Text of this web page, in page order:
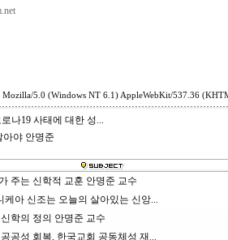
Mozilla/5.0 (Windows NT 6.1) AppleWebKit/537.36
나19 사태에 대한 성...
아야 안명준
주는 신학적 교훈 안명준 교수
케아 신조는 오늘의 살아있는 신앙...
학의 정의 안명준 교수
공성 회복, 한국교회 공동체성 재...